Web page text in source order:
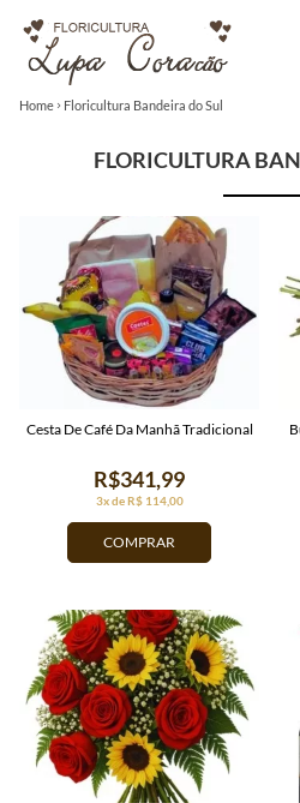
Home Floricultura Bandeira do Sul
FLORICULTURA
COMPRAR
3x de R$ 114,00
R$341,99
Cesta De Café Da Manhã Tradicional